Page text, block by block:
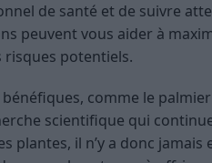
de santé et de suivre
peuvent vous aider à
potentiels.
comme le
scientifique qui
plantes, il n’y a donc